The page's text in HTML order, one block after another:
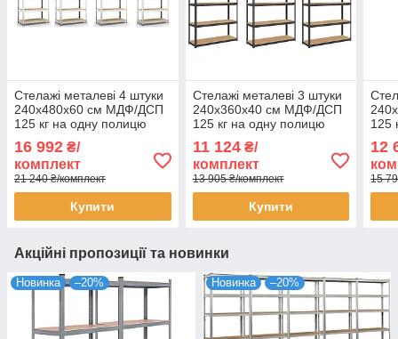
Стелажі металеві 4 штуки
240х480х60 см МДФ/ДСП
125 кг на одну полицю
комплект
16 992 ₴/
комплект
21 240 ₴/комплект
Купити
Стелажі металеві 3 штуки
240х360х40 см МДФ/ДСП
125 кг на одну полицю
полиці (х3) комплект
11 124₴/
комплект
13 905 ₴/комплект
Купити
125
12
15
Акційні пропозиції та новинки
Новинка –20% Новинка –20%